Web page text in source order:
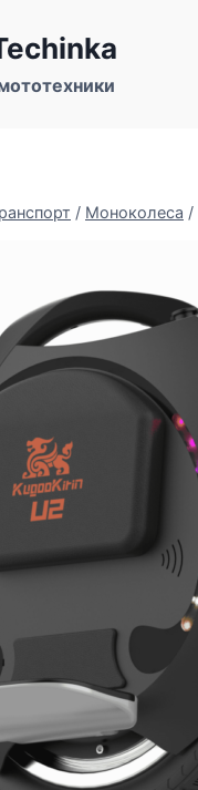
/ Моноколеса /